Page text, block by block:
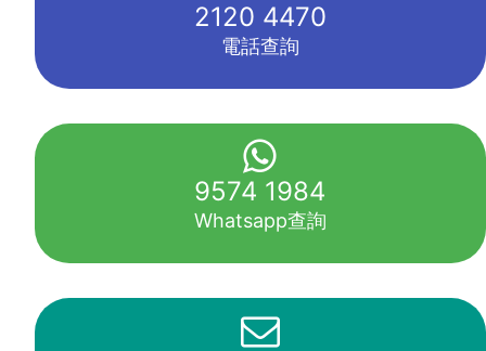
2120 4470
電話查詢
9574 1984
Whatsapp查詢